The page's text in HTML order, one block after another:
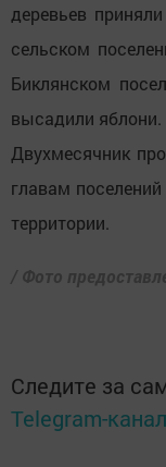
деревьев
сельском
Биклянском
высадили яблони.
Двухмесячник
главам
территории.
/ Фото
Следите за
Telegram-